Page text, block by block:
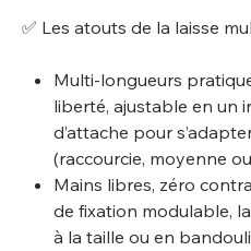
✅ Les atouts de la laisse
Multi-longueurs
liberté, ajustable en un
d’attache pour
(raccourcie, moyenne
Mains libres, zéro
de fixation modulable,
à la taille ou en